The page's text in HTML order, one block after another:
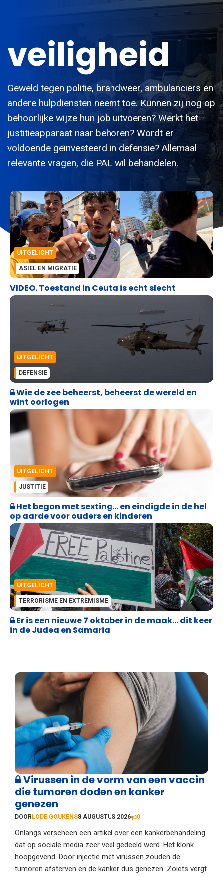
veiligheid
Geweld tegen politie, brandweer, ambulanciers en
andere hulpdiensten neemt toe. Kunnen zij nog op
behoorlijke wijze hun job uitvoeren? Werkt het
justitieapparaat naar behoren? Wordt er
voldoende geïnvesteerd in defensie? Allemaal
relevante vragen, die PAL wil behandelen.
UITGELICHT
ASIEL EN MIGRATIE
VIDEO. Toestand in Ceuta is echt slecht
UITGELICHT
DEFENSIE
Wie de zee beheerst, beheerst de wereld en
wint oorlogen
UITGELICHT
JUSTITIE
Het begon met sexting… en eindigde in de hel
op aarde voor ouders en kinderen
UITGELICHT
TERRORISME EN EXTREMISME
Er is een nieuwe 7 oktober in de maak… dit keer
in de Judea en Samaria
Virussen in de vorm van een vaccin
die tumoren doden en kanker
genezen
DOOR LODE GOUKENS8 AUGUSTUS 2026 0
Onlangs verscheen een artikel over een kankerbehandeling
dat op sociale media zeer veel gedeeld werd. Het klonk
hoopgevend. Door injectie met virussen zouden de
tumoren afsterven en de kanker dus genezen. Zoiets vergt